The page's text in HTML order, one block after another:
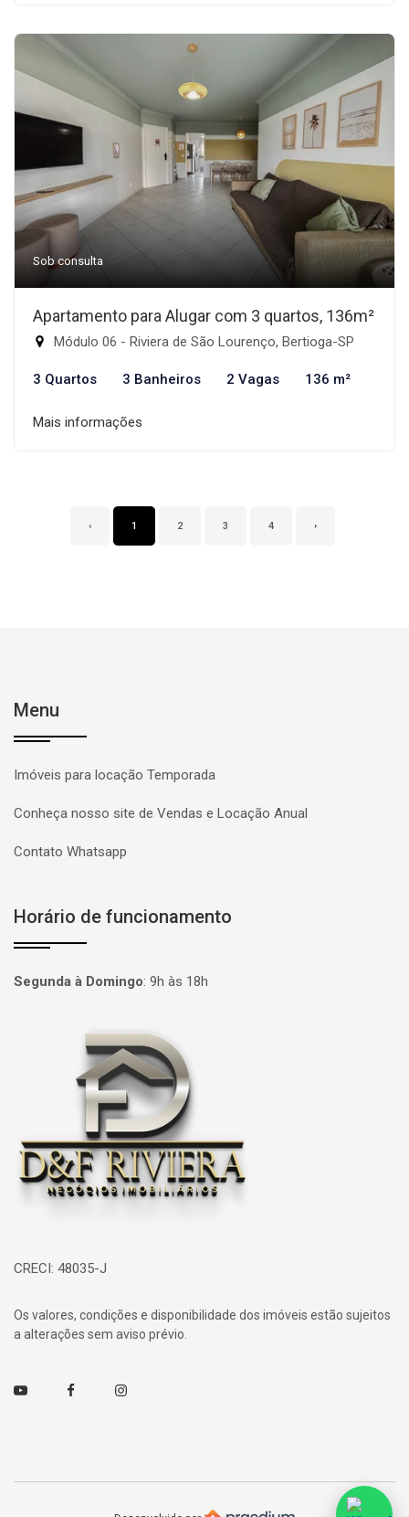
Sob consulta
Apartamento para Alugar com 3 quartos, 136m²
Módulo 06 - Riviera de São Lourenço, Bertioga-SP
3 Quartos 3 Banheiros 2 Vagas 136 m²
Mais informações
‹ 1 2 3 4 ›
Menu
Imóveis para locação Temporada
Conheça nosso site de Vendas e Locação Anual
Contato Whatsapp
Horário de funcionamento
Segunda à Domingo: 9h às 18h
Página inicial
CRECI: 48035-J
Os valores, condições e disponibilidade dos imóveis estão sujeitos
a alterações sem aviso prévio.
Youtube FacebookInstagram